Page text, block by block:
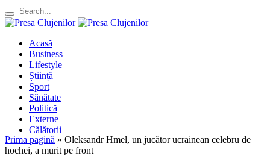
Acasă
Business
Lifestyle
Știință
Sport
Sănătate
Politică
Externe
Călătorii
Prima pagină » Oleksandr Hmel, un jucător ucrainean celebru de
hochei, a murit pe front